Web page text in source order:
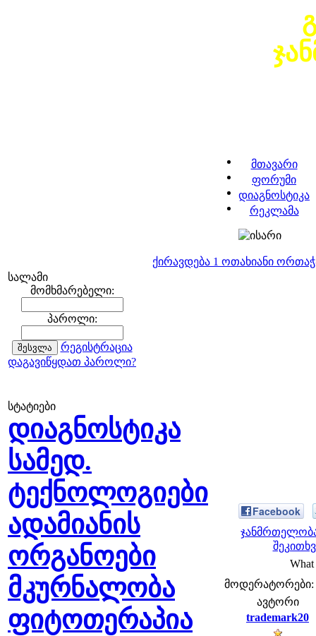
მთავარი
ფორუმი
დიაგნოსტიკა
რეკლამა
ქირავდება 1 ოთახიანი
სალამი
მომხმარებელი:
პაროლი:
რეგისტრაცია
დაგავიწყდათ პაროლი?
სტატიები
დიაგნოსტიკა
სამედ.
ტექნოლოგიები
ადამიანის
ორგანოები
მკურნალობა
ფიტოთერაპია
Facebook
მოდერატორები:
ავტორი
trademark20